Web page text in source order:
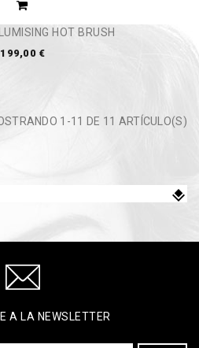
HOT BRUSH
199,00 €
1-11 DE 11 ARTÍCULO(S)
A LA NEWSLETTER